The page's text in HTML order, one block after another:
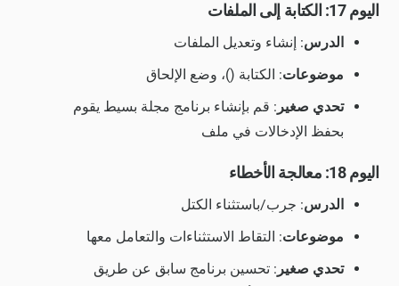
اليوم 17: الكتابة إلى الملفات
الدرس: إنشاء وتعديل الملفات
موضوعات: الكتابة ()، وضع الإلحاق
تحدي صغير : قم بإنشاء برنامج مجلة بسيط يقوم
بحفظ الإدخالات في ملف
اليوم 18: معالجة الأخطاء
الدرس: جرب/باستثناء الكتل
موضوعات: التقاط الاستثناءات والتعامل معها
تحدي صغير : تحسين برنامج سابق عن طريق